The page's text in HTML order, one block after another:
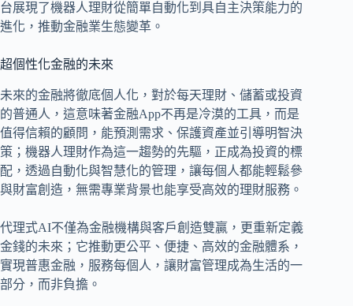
台展現了機器人理財從簡單自動化到具自主決策能力的
進化，推動金融業生態變革。
超個性化金融的未來
未來的金融將徹底個人化，對於每天理財、儲蓄或投資
的普通人，這意味著金融App不再是冷漠的工具，而是
值得信賴的顧問，能預測需求、保護資產並引導明智決
策；機器人理財作為這一趨勢的先驅，正成為投資的標
配，透過自動化與智慧化的管理，讓每個人都能輕鬆參
與財富創造，無需專業背景也能享受高效的理財服務。
代理式AI不僅為金融機構與客戶創造雙贏，更重新定義
金錢的未來；它推動更公平、便捷、高效的金融體系，
實現普惠金融，服務每個人，讓財富管理成為生活的一
部分，而非負擔。